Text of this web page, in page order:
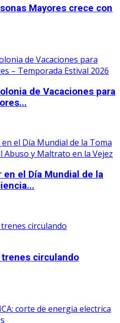
Mayores crece con
de Vacaciones para
en el Día Mundial de la
circulando